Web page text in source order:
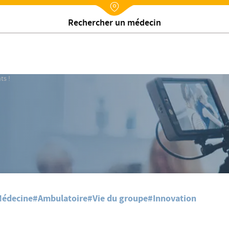
Nx:Annuaire
Contactez-nous
!
#Ambulatoire#Vie du groupe#Innovation